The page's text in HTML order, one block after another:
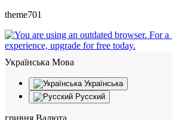
theme701
Українська Мова
Українська
Русский
гривня Валюта